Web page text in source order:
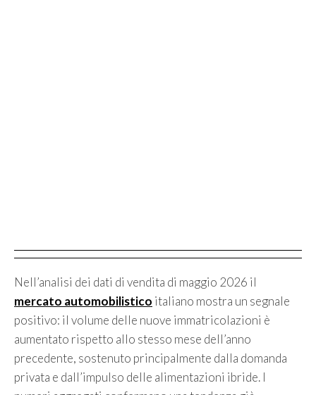
Nell’analisi dei dati di vendita di maggio 2026 il
mercato automobilistico italiano mostra un segnale
positivo: il volume delle nuove immatricolazioni è
aumentato rispetto allo stesso mese dell’anno
precedente, sostenuto principalmente dalla domanda
privata e dall’impulso delle alimentazioni ibride. I